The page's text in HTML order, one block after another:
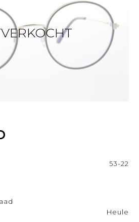
53-22
Heule